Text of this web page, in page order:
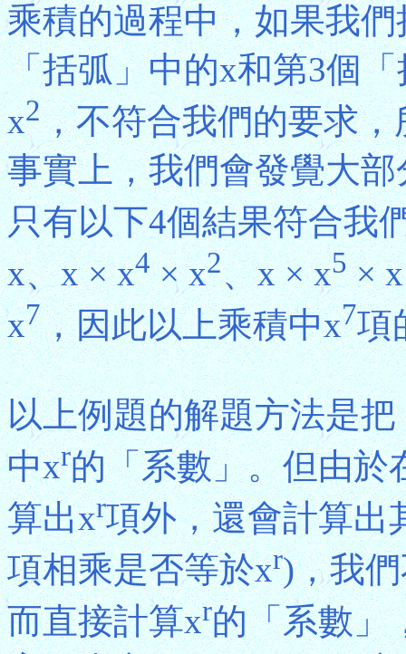
乘積的過程中，如果我
「括弧」中的x和第3個
x2，不符合我們的要求
事實上，我們會發覺大
只有以下4個結果符合我
x、x × x4× x2、x × x5× x
x7，因此以上乘積中x7項
以上例題的解題方法是
中xr的「系數」。但由於
算出xr項外，還會計算出
項相乘是否等於xr)，我
而直接計算xr的「系數」